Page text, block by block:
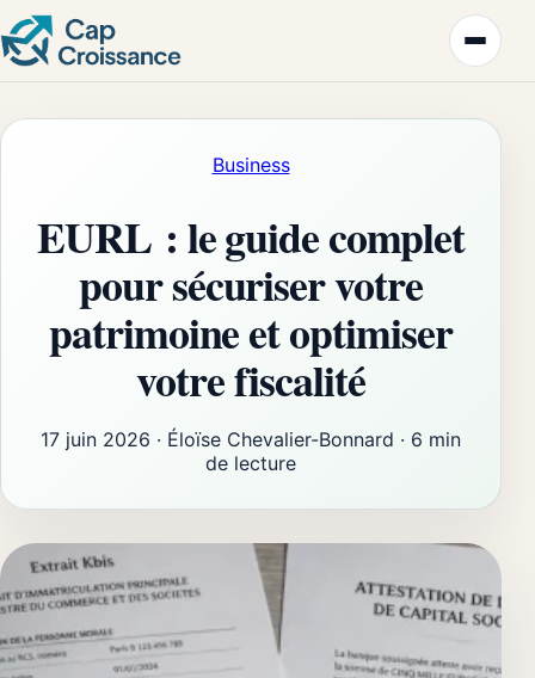
Business
EURL : le guide complet
pour sécuriser votre
patrimoine et optimiser
votre fiscalité
17 juin 2026 · Éloïse Chevalier-Bonnard · 6 min
de lecture